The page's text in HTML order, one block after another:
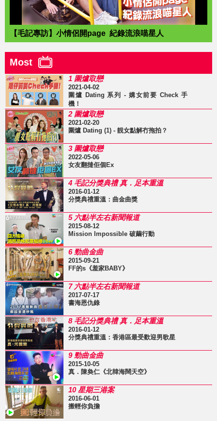
【毛記專訪】小情侶開page 紀錄流浪喵星人
Most
1 圍爐取戀
2021-04-02
圍爐 Dating 系列 - 媾女前要 Check 手
機！
2 圍爐取戀
2021-02-20
圍爐 Dating (1) - 靚女點解冇拖拍？
3 圍爐取戀
2022-05-06
女友翻撻佢個Ex
4 毛記分獎典禮 真．足本重溫
2016-01-12
分獎典禮重溫：曲金曲獎
5 六點半左右新聞報道
2015-08-12
Mission Impossible 破繭行動
6 勁曲金曲
2015-09-21
FF的s《羞家BABY》
7 六點半左右新聞報道
2017-07-17
書海恩仇錄
8 毛記分獎典禮 真．足本重溫
2016-01-12
分獎典禮重溫：香港區最受歡迎男歌星
9 勁曲金曲
2015-10-05
真．陳奐仁《北韓海闊天空》
10 星期三港案
2016-06-01
搬輕你負擔